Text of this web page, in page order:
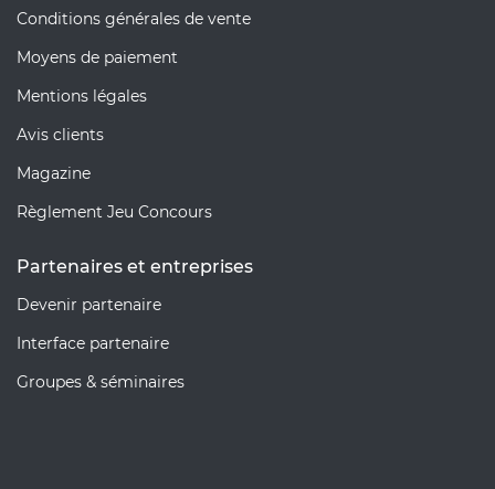
Conditions générales de vente
Moyens de paiement
Mentions légales
Avis clients
Magazine
Règlement Jeu Concours
Partenaires et entreprises
Devenir partenaire
Interface partenaire
Groupes & séminaires